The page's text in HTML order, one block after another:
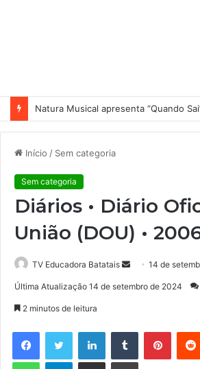
Início / Sem categoria
Sem categoria
Diários • Diário
União (DOU) •
TV Educadora Batatais
e
m
14 de
Última Atualização 14 de setembro de 2024
2 minutos de leitura
Telegram